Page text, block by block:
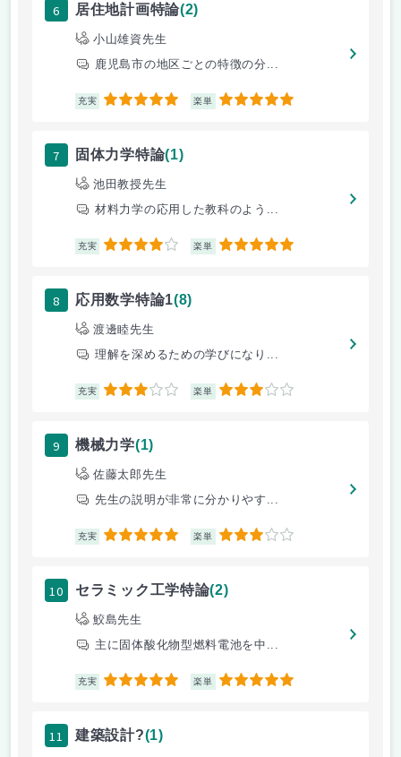
6 居住地計画特論(2)
小山雄資先生
鹿児島市の地区ごとの特徴の分...
充実 5 楽単 5
7 固体力学特論(1)
池田教授先生
材料力学の応用した教科のよう...
充実 4 楽単 5
8 応用数学特論1(8)
渡邊睦先生
理解を深めるための学びになり...
充実 3 楽単 3
9 機械力学(1)
佐藤太郎先生
先生の説明が非常に分かりやす...
充実 5 楽単 3
10 セラミック工学特論(2)
鮫島先生
主に固体酸化物型燃料電池を中...
充実 5 楽単 5
11 建築設計?(1)